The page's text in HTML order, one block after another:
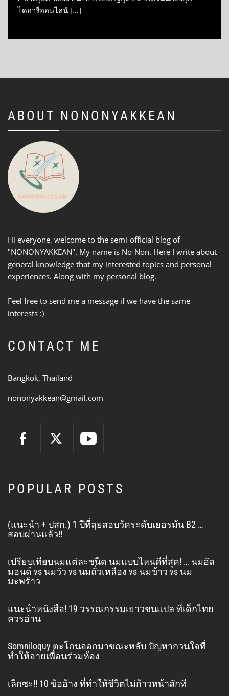
ไดอารี่ออนไลน์ […]
ABOUT NONONYAKKEAN
Hi everyone, welcome to the semi-official blog of
"NONONYAKKEAN". My name is No-Non. Here I write about
general knowledge that my interested topics and personal
experiences. Along with my personal blog.
Feel free to send me a message if we have the same
interests :)
CONTACT ME
Bangkok, Thailand
nononyakkean@gmail.com
POPULAR POSTS
(แนะนำ + ปสก.) 1 ปีที่ลุยสอบวัดระดับเยอรมัน B2 …
สอบผ่านแล้ว!!
เปรียบเทียบนมแต่ละชนิด นมแบบไหนดีที่สุด! … นมอัล
มอนด์ vs นมวัว vs นมถั่วเหลือง vs นมข้าว vs นม
มะพร้าว
แนะนำหนังสือ! 19 วรรณกรรมเยาวชนแปล ที่เด็กไทย
ควรอ่าน
Somniloquy ตะโกนออกมาขณะหลับ ปัญหากวนใจที่
ทำให้อายเพื่อนร่วมห้อง
เลิกซะ!! 10 ข้ออ้าง ที่ทำให้ชีวิตไม่ก้าวหน้าสักที